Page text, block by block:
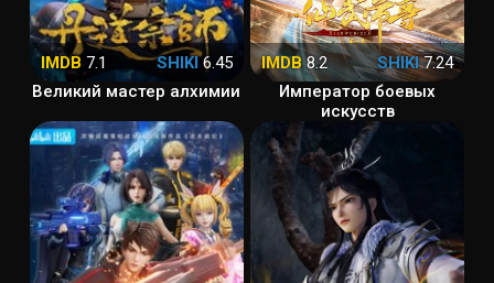
IMDB 7.1 SHIKI6.45
Великий мастер алхимии
IMDB8.2 SHIKI7.24
Император боевых
искусств